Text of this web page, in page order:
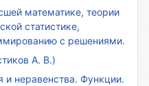
математике, теории
статистике,
с решениями.
А. В.)
и неравенства. Функции.